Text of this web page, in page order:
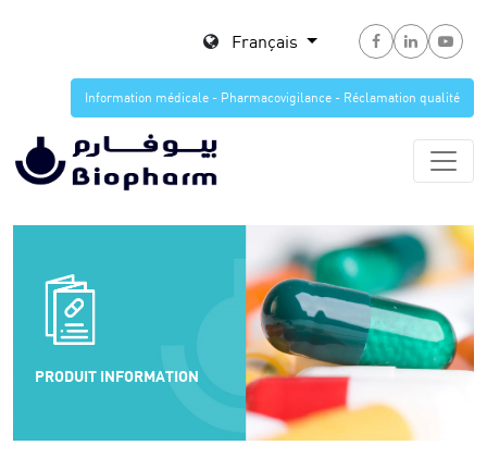
Français
Information médicale - Pharmacovigilance - Réclamation qualité
PRODUIT INFORMATION